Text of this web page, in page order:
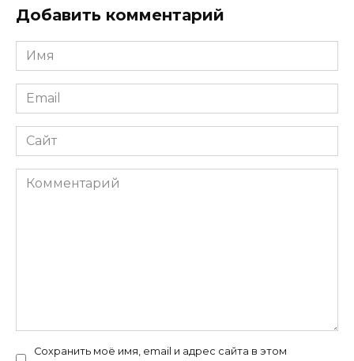
Добавить комментарий
Имя
*
Email
*
Сайт
Комментарий
Сохранить моё имя, email и адрес сайта в этом